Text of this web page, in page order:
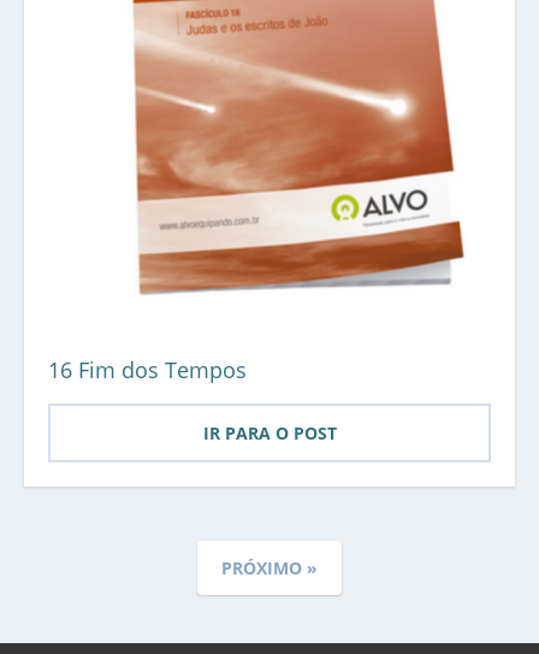
16 Fim dos Tempos
IR PARA O POST
PRÓXIMO »